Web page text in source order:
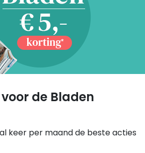
de Bladen
keer per maand de beste acties